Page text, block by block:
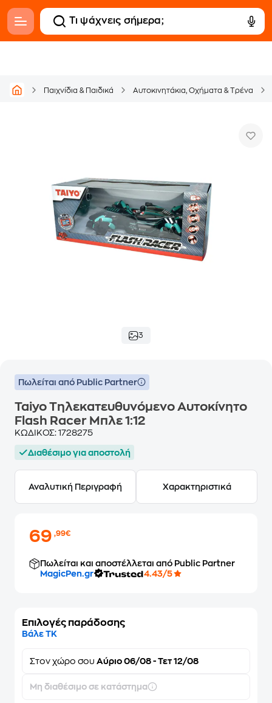
Παιχνίδια & Παιδικά Αυτοκινητάκια, Οχήματα & Tρένα
3
Πωλείται από Public Partner
Taiyo Τηλεκατευθυνόμενο Αυτοκίνητο
Flash Racer Μπλε 1:12
ΚΩΔΙΚΟΣ: 1728275
Διαθέσιμο για αποστολή
Αναλυτική Περιγραφή Χαρακτηριστικά
69,99€
Πωλείται και αποστέλλεται από Public Partner
MagicPen.gr
4.43/5
Επιλογές παράδοσης
Βάλε ΤΚ
Στον χώρο σου Αύριο 06/08 - Τετ 12/08
Μη διαθέσιμο σε κατάστημα